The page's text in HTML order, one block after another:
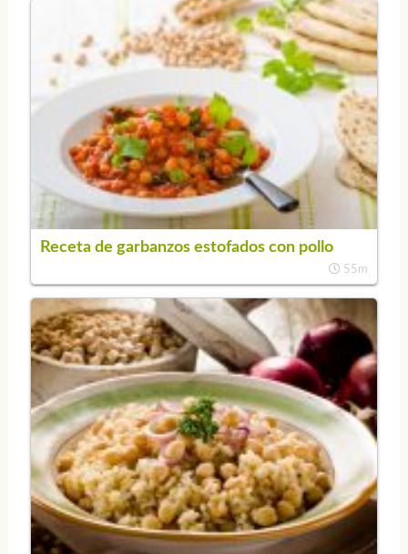
Receta de garbanzos estofados con pollo
55m